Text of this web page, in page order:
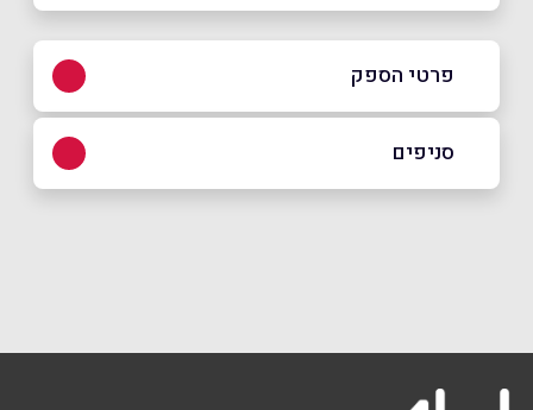
פרטי הספק
באתר בפייסבוק באינסטגרם
טלפון
סניפים